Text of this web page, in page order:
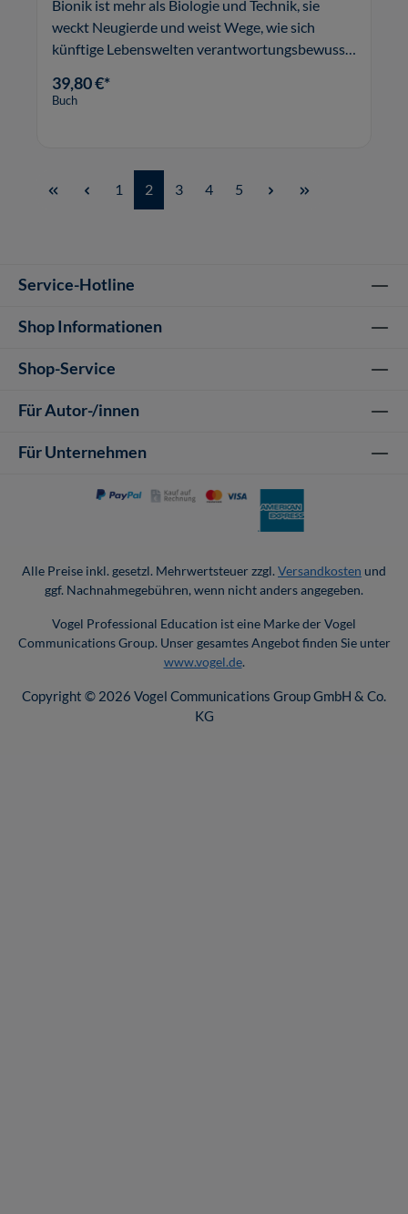
Bionik ist mehr als Biologie und Technik, sie
weckt Neugierde und weist Wege, wie sich
künftige Lebenswelten verantwortungsbewusst
39,80 €*
Buch
Seite
1 Seite
2 Seite
3 Seite
4 Seite
5
Service-Hotline
Shop Informationen
Shop-Service
Für Autor-/innen
Für Unternehmen
Alle Preise inkl. gesetzl. Mehrwertsteuer zzgl. Versandkosten und
ggf. Nachnahmegebühren, wenn nicht anders angegeben.
Vogel Professional Education ist eine Marke der Vogel
Communications Group. Unser gesamtes Angebot finden Sie unter
www.vogel.de.
Copyright © 2026 Vogel Communications Group GmbH & Co.
KG